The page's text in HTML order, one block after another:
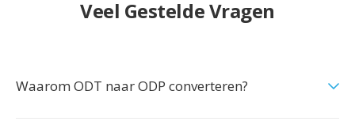
Veel Gestelde Vragen
Waarom ODT naar ODP converteren?